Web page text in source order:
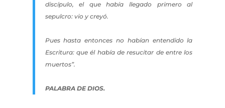
discípulo, el que había llegado primero al
sepulcro: vio y creyó.
Pues hasta entonces no habían entendido la
Escritura: que él había de resucitar de entre los
muertos”.
PALABRA DE DIOS.